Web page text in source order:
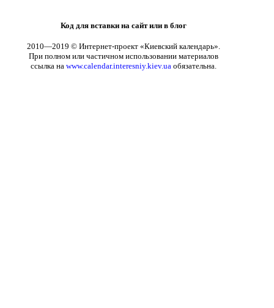
Код для вставки на сайт или в блог
2010—2019 © Интернет-проект «Киевский календарь».
При полном или частичном использовании материалов
ссылка на www.calendar.interesniy.kiev.ua обязательна.